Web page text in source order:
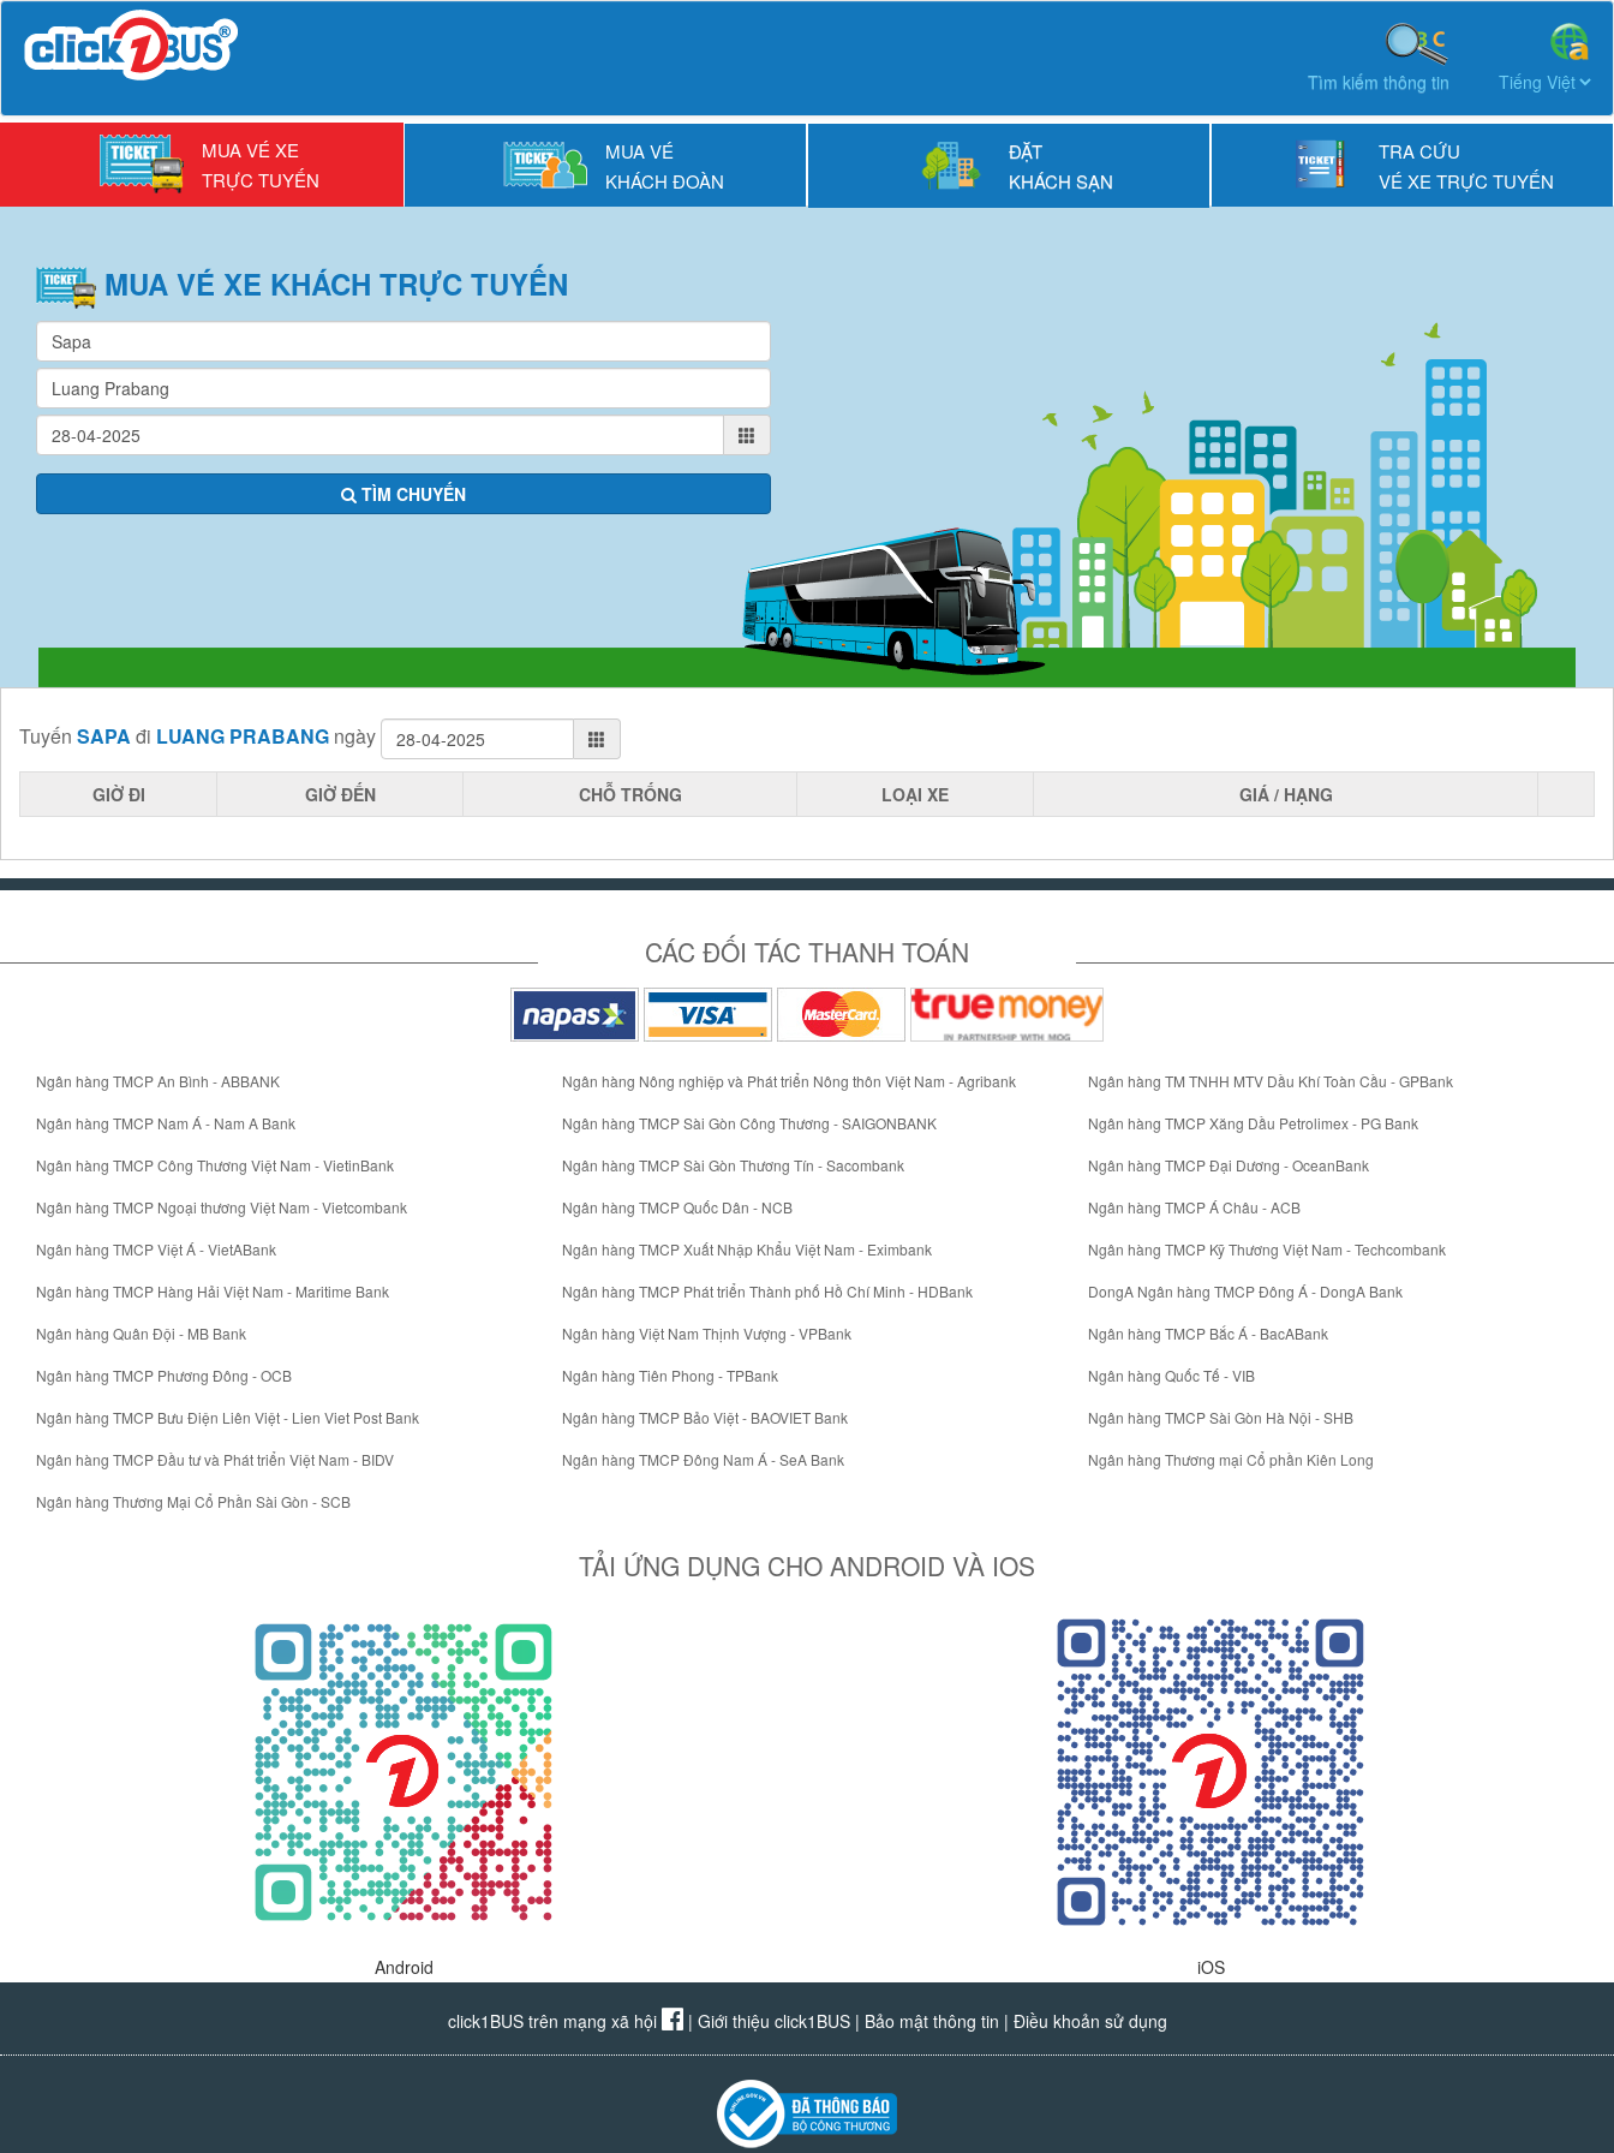
Tìm kiếm thông tin
MUA VÉ XE
TRỰC TUYẾN
MUA VÉ
KHÁCH ĐOÀN
ĐẶT
KHÁCH SẠN
TRA CỨU
VÉ XE TRỰC TUYẾN
MUA VÉ XE KHÁCH TRỰC TUYẾN
TÌM CHUYẾN
Tuyến SAPA đi LUANG PRABANG ngày
GIỜ ĐI GIỜ ĐẾN CHỖ TRỐNG LOẠI XE GIÁ / HẠNG
CÁC ĐỐI TÁC THANH TOÁN
Ngân hàng TMCP An Bình - ABBANK
Ngân hàng TMCP Nam Á - Nam A Bank
Ngân hàng TMCP Công Thương Việt Nam - VietinBank
Ngân hàng TMCP Ngoại thương Việt Nam - Vietcombank
Ngân hàng TMCP Việt Á - VietABank
Ngân hàng TMCP Hàng Hải Việt Nam - Maritime Bank
Ngân hàng Quân Đội - MB Bank
Ngân hàng TMCP Phương Đông - OCB
Ngân hàng TMCP Bưu Điện Liên Việt - Lien Viet Post Bank
Ngân hàng TMCP Đầu tư và Phát triển Việt Nam - BIDV
Ngân hàng Thương Mại Cổ Phần Sài Gòn - SCB
Ngân hàng Nông nghiệp và Phát triển Nông thôn Việt Nam - Agribank
Ngân hàng TMCP Sài Gòn Công Thương - SAIGONBANK
Ngân hàng TMCP Sài Gòn Thương Tín - Sacombank
Ngân hàng TMCP Quốc Dân - NCB
Ngân hàng TMCP Xuất Nhập Khẩu Việt Nam - Eximbank
Ngân hàng TMCP Phát triển Thành phố Hồ Chí Minh - HDBank
Ngân hàng Việt Nam Thịnh Vượng - VPBank
Ngân hàng Tiên Phong - TPBank
Ngân hàng TMCP Bảo Việt - BAOVIET Bank
Ngân hàng TMCP Đông Nam Á - SeA Bank
Ngân hàng TM TNHH MTV Dầu Khí Toàn Cầu - GPBank
Ngân hàng TMCP Xăng Dầu Petrolimex - PG Bank
Ngân hàng TMCP Đại Dương - OceanBank
Ngân hàng TMCP Á Châu - ACB
Ngân hàng TMCP Kỹ Thương Việt Nam - Techcombank
DongA Ngân hàng TMCP Đông Á - DongA Bank
Ngân hàng TMCP Bắc Á - BacABank
Ngân hàng Quốc Tế - VIB
Ngân hàng TMCP Sài Gòn Hà Nội - SHB
Ngân hàng Thương mại Cổ phần Kiên Long
TẢI ỨNG DỤNG CHO ANDROID VÀ IOS
Android iOS
click1BUS trên mạng xã hội | Giới thiệu click1BUS| Bảo mật thông tin | Điều khoản sử dụng